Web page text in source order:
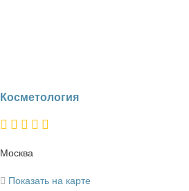
Кос­ме­то­ло­гия
Москва
Показать на карте